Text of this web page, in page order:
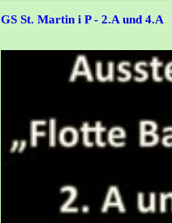
GS St. Martin i P - 2.A und 4.A